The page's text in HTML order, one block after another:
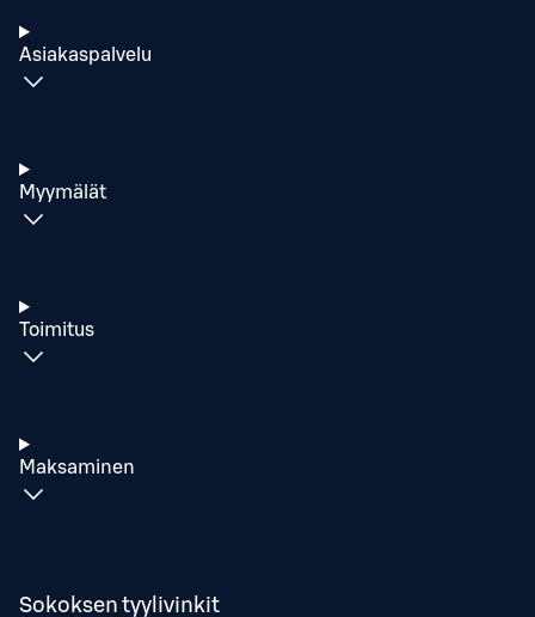
Asiakaspalvelu
Myymälät
Toimitus
Maksaminen
Sokoksen tyylivinkit